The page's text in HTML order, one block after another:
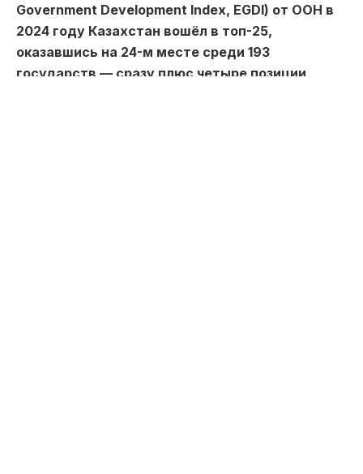
Government Development Index, EGDI) от ООН в
2024 году Казахстан вошёл в топ-25,
оказавшись на 24-м месте среди 193
государств — сразу плюс четыре позиции,